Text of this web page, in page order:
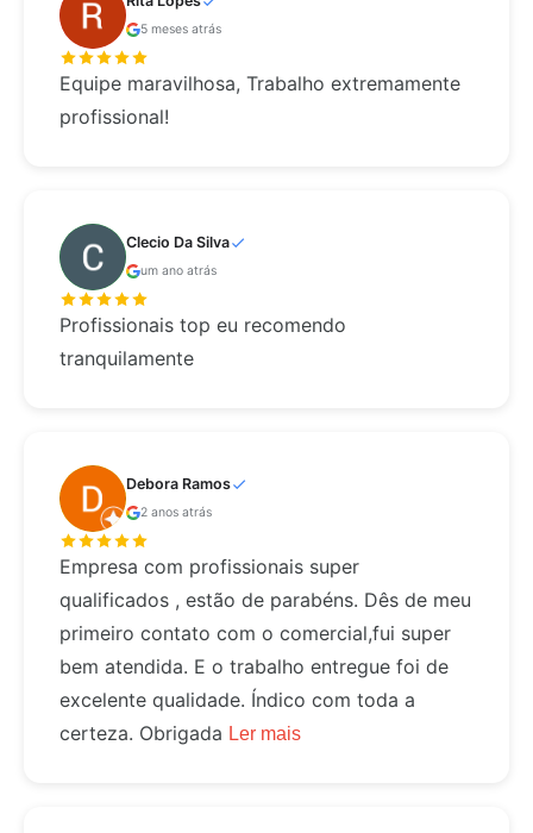
5 meses atrás
Equipe maravilhosa, Trabalho extremamente
profissional!
Clecio Da Silva
um ano atrás
Profissionais top eu recomendo
tranquilamente
Debora Ramos
2 anos atrás
Empresa com profissionais super
qualificados , estão de parabéns. Dês de meu
primeiro contato com o comercial,fui super
bem atendida. E o trabalho entregue foi de
excelente qualidade. Índico com toda a
certeza. Obrigada Ler mais